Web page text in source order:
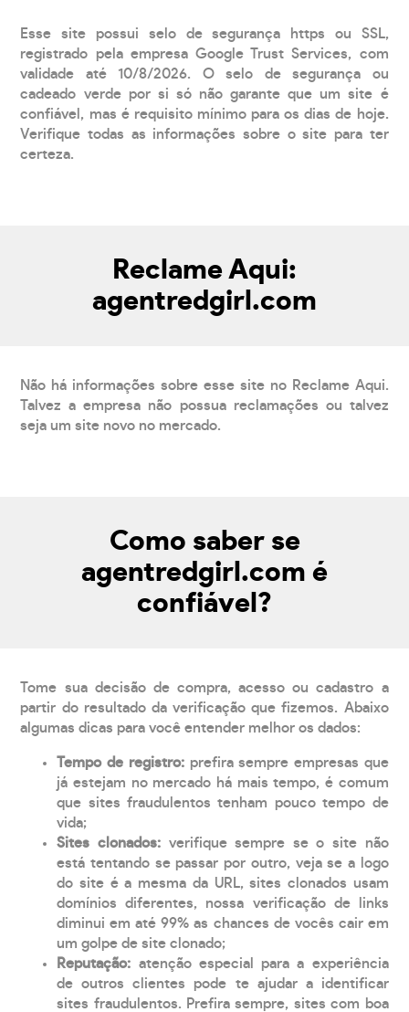
Esse site possui selo de segurança https ou SSL,
registrado pela empresa Google Trust Services, com
validade até 10/8/2026. O selo de segurança ou
cadeado verde por si só não garante que um site é
confiável, mas é requisito mínimo para os dias de hoje.
Verifique todas as informações sobre o site para ter
certeza.
Reclame Aqui:
agentredgirl.com
Não há informações sobre esse site no Reclame Aqui.
Talvez a empresa não possua reclamações ou talvez
seja um site novo no mercado.
Como saber se
agentredgirl.com é
confiável?
Tome sua decisão de compra, acesso ou cadastro a
partir do resultado da verificação que fizemos. Abaixo
algumas dicas para você entender melhor os dados:
Tempo de registro: prefira sempre empresas que
já estejam no mercado há mais tempo, é comum
que sites fraudulentos tenham pouco tempo de
vida;
Sites clonados: verifique sempre se o site não
está tentando se passar por outro, veja se a logo
do site é a mesma da URL, sites clonados usam
domínios diferentes, nossa verificação de links
diminui em até 99% as chances de vocês cair em
um golpe de site clonado;
Reputação: atenção especial para a experiência
de outros clientes pode te ajudar a identificar
sites fraudulentos. Prefira sempre, sites com boa